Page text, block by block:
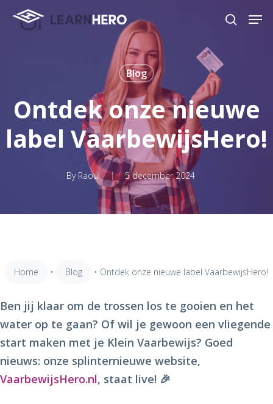
search
Blog
Ontdek onze nieuwe
label VaarbewijsHero!
By Raoul 5 december 2024
Home • Blog • Ontdek onze nieuwe label VaarbewijsHero!
Ben jij klaar om de trossen los te gooien en het
water op te gaan? Of wil je gewoon een vliegende
start maken met je Klein Vaarbewijs? Goed
nieuws: onze splinternieuwe website,
VaarbewijsHero.nl, staat live! 🎉